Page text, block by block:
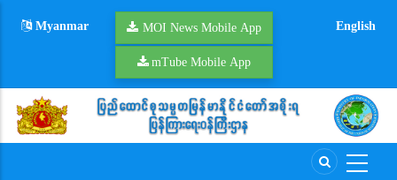
Myanmar MOI News Mobile App
mTube Mobile App
English